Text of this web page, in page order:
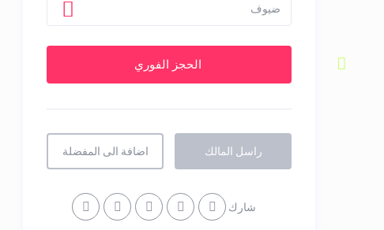
ضيوف
اضافة الى المفضلة راسل المالك
شارك